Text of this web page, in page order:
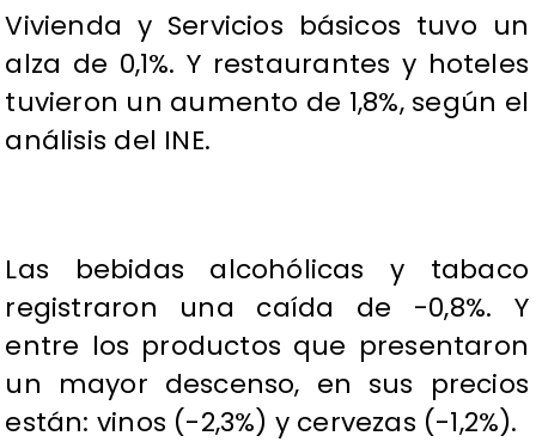
Vivienda y Servicios básicos tuvo un
alza de 0,1%. Y restaurantes y hoteles
tuvieron un aumento de 1,8%, según el
análisis del INE.
Las bebidas alcohólicas y tabaco
registraron una caída de -0,8%. Y
entre los productos que presentaron
un mayor descenso, en sus precios
están: vinos (-2,3%) y cervezas (-1,2%).